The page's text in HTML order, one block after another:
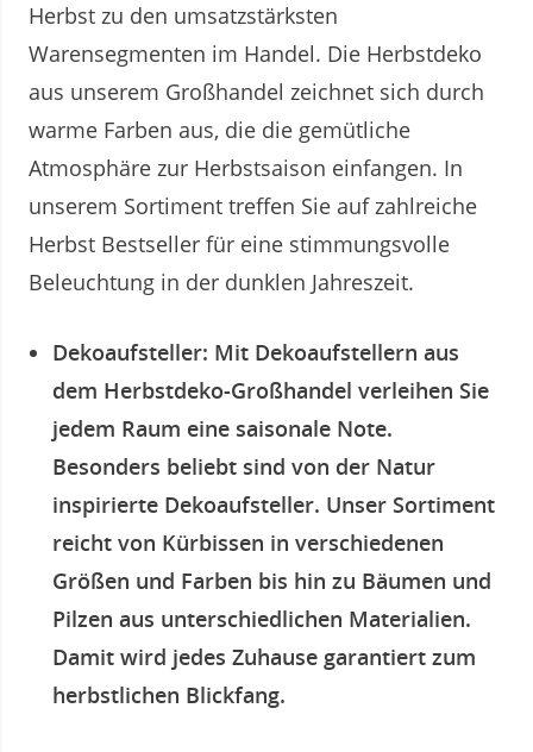
Herbst zu den umsatzstärksten
Warensegmenten im Handel. Die Herbstdeko
aus unserem Großhandel zeichnet sich durch
warme Farben aus, die die gemütliche
Atmosphäre zur Herbstsaison einfangen. In
unserem Sortiment treffen Sie auf zahlreiche
Herbst Bestseller für eine stimmungsvolle
Beleuchtung in der dunklen Jahreszeit.
Dekoaufsteller: Mit Dekoaufstellern aus
dem Herbstdeko-Großhandel verleihen Sie
jedem Raum eine saisonale Note.
Besonders beliebt sind von der Natur
inspirierte Dekoaufsteller. Unser Sortiment
reicht von Kürbissen in verschiedenen
Größen und Farben bis hin zu Bäumen und
Pilzen aus unterschiedlichen Materialien.
Damit wird jedes Zuhause garantiert zum
herbstlichen Blickfang.